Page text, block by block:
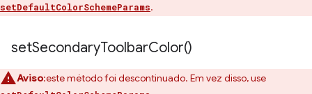
setDefaultColorSchemeParams.
setSecondaryToolbarColor()
Aviso:este método foi descontinuado. Em vez disso, use